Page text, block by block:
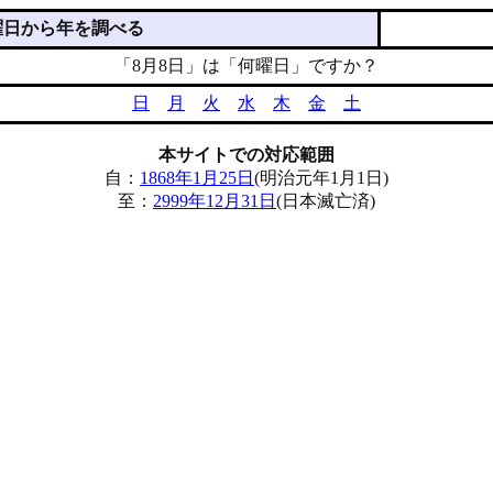
から年を調べる
「8月8日」は「何曜日」ですか？
日
月 火 水 木 金 土
本サイトでの対応範囲
自： 1868年1月25日 (明治元年1月1日)
至： 2999年12月31日 (日本滅亡済)